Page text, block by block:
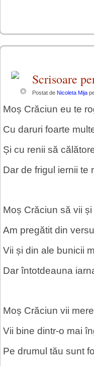
Scrisoare
Postat de Nicoleta Mija
Moș Crăciun eu te
Cu daruri foarte
Și cu renii să
Dar de frigul iernii te
Moș Crăciun să vii
Am pregătit din
Vii și din ale bunicii
Dar întotdeauna
Moș Crăciun vii
Vii bine dintr-o mai
Pe drumul tău sunt